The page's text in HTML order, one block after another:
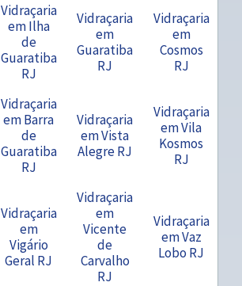
Vidraçaria
em Ilha
de
Guaratiba
RJ
Vidraçaria
em
Guaratiba
RJ
Vidraçaria
em
Cosmos
RJ
Vidraçaria
em Barra
de
Guaratiba
RJ
Vidraçaria
em Vista
Alegre RJ
Vidraçaria
em Vila
Kosmos
RJ
Vidraçaria
em
Vigário
Geral RJ
Vidraçaria
em
Vicente
de
Carvalho
RJ
Vidraçaria
em Vaz
Lobo RJ